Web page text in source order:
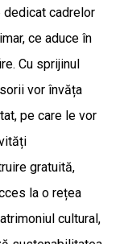
dedicat cadrelor
ce aduce în
Cu sprijinul
vor învăța
pe care le vor
gratuită,
la o rețea
cultural,